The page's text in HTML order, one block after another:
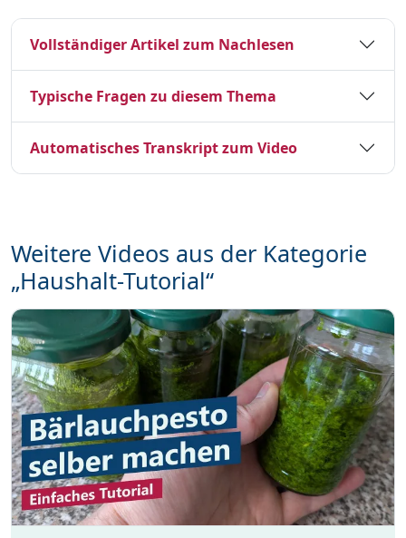
Vollständiger Artikel zum Nachlesen
Typische Fragen zu diesem Thema
Automatisches Transkript zum Video
Weitere Videos aus der Kategorie
„Haushalt-Tutorial“